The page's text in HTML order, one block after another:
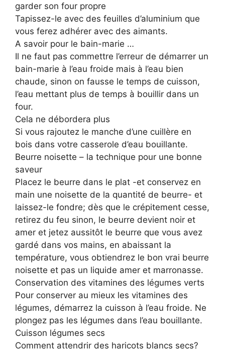
garder son four propre
Tapissez-le avec des feuilles d’aluminium que
vous ferez adhérer avec des aimants.
A savoir pour le bain-marie …
Il ne faut pas commettre l’erreur de démarrer un
bain-marie à l’eau froide mais à l’eau bien
chaude, sinon on fausse le temps de cuisson,
l’eau mettant plus de temps à bouillir dans un
four.
Cela ne débordera plus
Si vous rajoutez le manche d’une cuillère en
bois dans votre casserole d’eau bouillante.
Beurre noisette – la technique pour une bonne
saveur
Placez le beurre dans le plat -et conservez en
main une noisette de la quantité de beurre- et
laissez-le fondre; dès que le crépitement cesse,
retirez du feu sinon, le beurre devient noir et
amer et jetez aussitôt le beurre que vous avez
gardé dans vos mains, en abaissant la
température, vous obtiendrez le bon vrai beurre
noisette et pas un liquide amer et marronasse.
Conservation des vitamines des légumes verts
Pour conserver au mieux les vitamines des
légumes, démarrez la cuisson à l’eau froide. Ne
plongez pas les légumes dans l’eau bouillante.
Cuisson légumes secs
Comment attendrir des haricots blancs secs?